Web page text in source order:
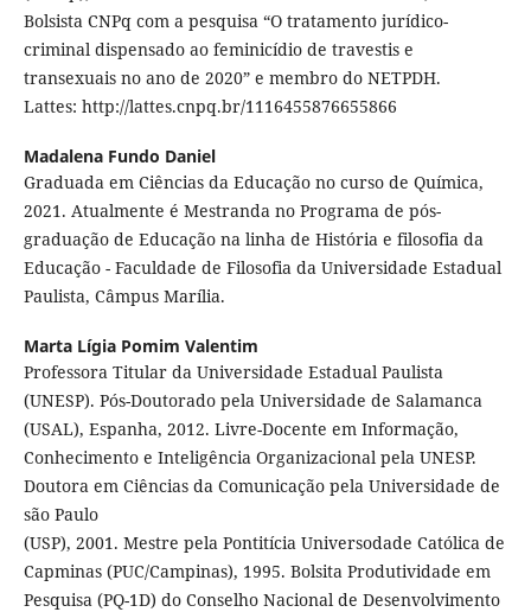
Bolsista CNPq com a pesquisa “O tratamento jurídico-
criminal dispensado ao feminicídio de travestis e
transexuais no ano de 2020” e membro do NETPDH.
Lattes: http://lattes.cnpq.br/1116455876655866
Madalena Fundo Daniel
Graduada em Ciências da Educação no curso de Química,
2021. Atualmente é Mestranda no Programa de pós-
graduação de Educação na linha de História e filosofia da
Educação - Faculdade de Filosofia da Universidade Estadual
Paulista, Câmpus Marília.
Marta Lígia Pomim Valentim
Professora Titular da Universidade Estadual Paulista
(UNESP). Pós-Doutorado pela Universidade de Salamanca
(USAL), Espanha, 2012. Livre-Docente em Informação,
Conhecimento e Inteligência Organizacional pela UNESP.
Doutora em Ciências da Comunicação pela Universidade de
são Paulo
(USP), 2001. Mestre pela Pontitícia Universodade Católica de
Capminas (PUC/Campinas), 1995. Bolsita Produtividade em
Pesquisa (PQ-1D) do Conselho Nacional de Desenvolvimento